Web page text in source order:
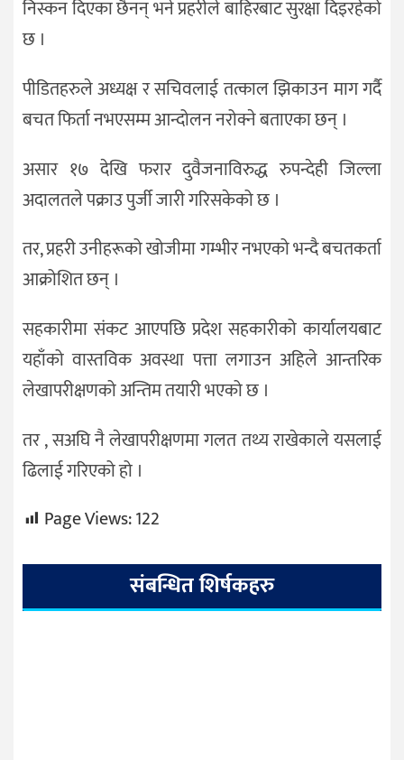
निस्कन दिएका छैनन् भने प्रहरीले बाहिरबाट सुरक्षा दिइरहेको
छ ।
पीडितहरुले अध्यक्ष र सचिवलाई तत्काल झिकाउन माग गर्दै
बचत फिर्ता नभएसम्म आन्दोलन नरोक्ने बताएका छन् ।
असार १७ देखि फरार दुवैजनाविरुद्ध रुपन्देही जिल्ला
अदालतले पक्राउ पुर्जी जारी गरिसकेको छ ।
तर, प्रहरी उनीहरूको खोजीमा गम्भीर नभएको भन्दै बचतकर्ता
आक्रोशित छन् ।
सहकारीमा संकट आएपछि प्रदेश सहकारीको कार्यालयबाट
यहाँको वास्तविक अवस्था पत्ता लगाउन अहिले आन्तरिक
लेखापरीक्षणको अन्तिम तयारी भएको छ ।
तर , सअघि नै लेखापरीक्षणमा गलत तथ्य राखेकाले यसलाई
ढिलाई गरिएको हो ।
Page Views:122
संबन्धित शिर्षकहरु